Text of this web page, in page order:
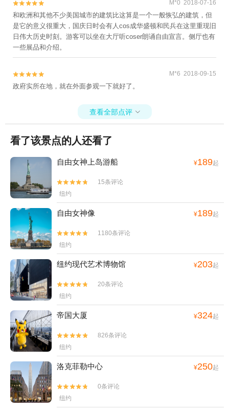

 M*0 2018-07-16
和欧洲和其他不少美国城市的建筑比这算是一个一般恢弘的建筑，但
是它的意义很重大，国庆日时会有人cos成华盛顿和民兵在这里重现旧
日伟大历史时刻。游客可以坐在大厅听coser朗诵自由宣言。侧厅也有
一些展品和介绍。

 M*6 2018-09-15
政府实所在地，就在外面参观一下就好了。
查看全部点评 
看了该景点的人还看了
自由女神上岛游船 ¥189起


15条评论
纽约
自由女神像 ¥189起


1180条评论
纽约
纽约现代艺术博物馆 ¥203起


20条评论
纽约
帝国大厦 ¥324起


826条评论
纽约
洛克菲勒中心 ¥250起


0条评论
纽约